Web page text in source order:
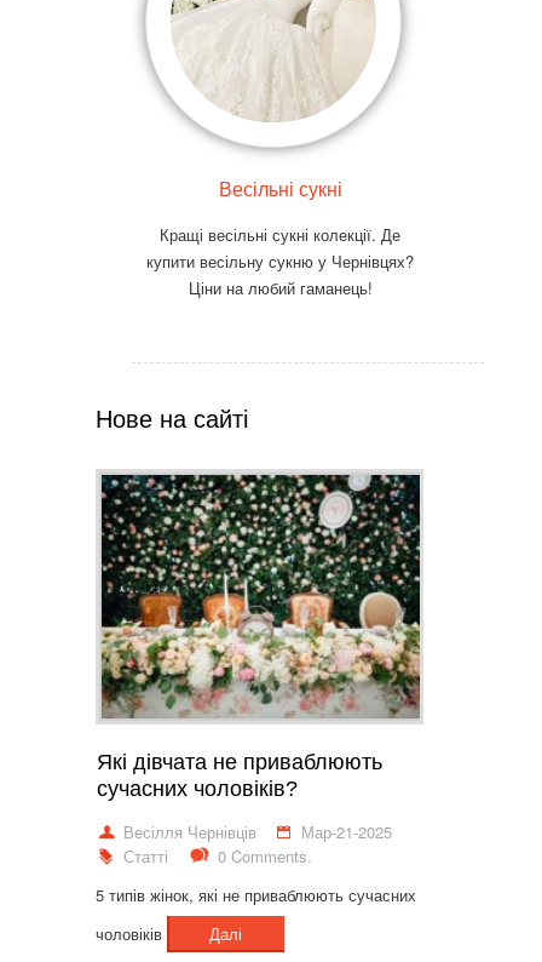
Весільні сукні
Кращі весільні сукні колекції. Де
купити весільну сукню у Чернівцях?
Ціни на любий гаманець!
Нове на сайті
Які дівчата не приваблюють
сучасних чоловіків?
Весілля Чернівців
Мар-21-2025
Статті
0 Comments.
5 типів жінок, які не приваблюють сучасних
чоловіків
Далі